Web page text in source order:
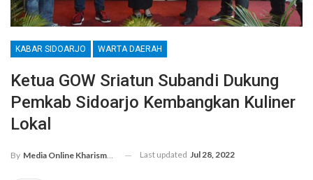
KABAR SIDOARJO WARTA DAERAH
Ketua GOW Sriatun Subandi Dukung
Pemkab Sidoarjo Kembangkan Kuliner
Lokal
By Media Online Kharismanews.id Last updated Jul 28, 2022